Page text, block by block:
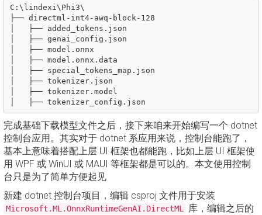
C:\lindexi\Phi3\
├── directml-int4-awq-block-128
│   ├── added_tokens.json
│   ├── genai_config.json
│   ├── model.onnx
│   ├── model.onnx.data
│   ├── special_tokens_map.json
│   ├── tokenizer.json
│   ├── tokenizer.model
完成基础下载模型文件之后，接下来咱来开始编写一个 dotnet
控制台应用。其实对于 dotnet 系应用来说，控制台能跑了，
基本上意味着搭配上层 UI 框架也都能跑，比如上层 UI 框架使
用 WPF 或 WinUI 或 MAUI 等框架都是可以的。本文使用控制
台只是为了简单方便起见
新建 dotnet 控制台项目，编辑 csproj 文件用于安装
Microsoft.ML.OnnxRuntimeGenAI.DirectML
库，编辑之后的